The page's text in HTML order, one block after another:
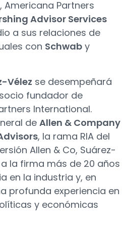
Americana Partners
Advisor Services
a sus relaciones de
con Schwab y
Vélez se desempeñará
fundador de
International.
de Allen & Company
, la rama RIA del
Allen & Co, Suárez-
la firma más de 20 años
en la industria y, en
profunda experiencia en
y económicas